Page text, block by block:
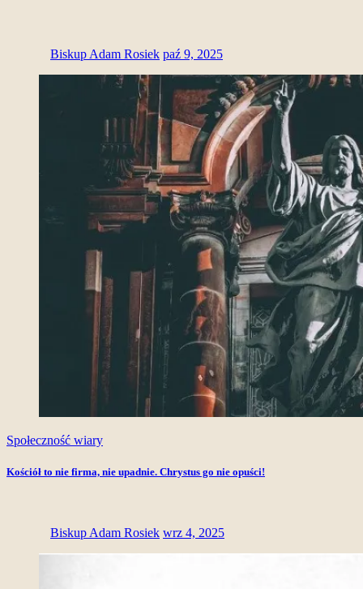
Biskup Adam Rosiek paź 9, 2025
Społeczność wiary
Kościół to nie firma, nie upadnie. Chrystus go nie opuści!
Biskup Adam Rosiek wrz 4, 2025